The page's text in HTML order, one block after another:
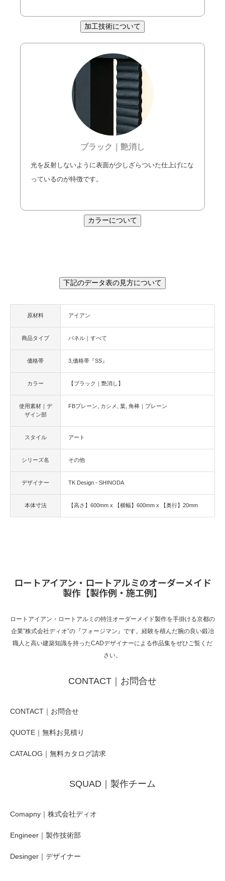
加工技術について
ブラック｜艶消し
光を反射しないように表面が少しざらついた仕上げにな
っているのが特徴です。
カラーについて
下記のデータ表の見方について
原材料 アイアン
商品タイプ パネル｜すべて
価格帯 3,価格帯『SS』
カラー 【ブラック｜艶消し】
使用素材｜デ
ザイン部
FBプレーン カシメ 葉 角棒｜プレーン
スタイル アート
シリーズ名 その他
デザイナー TK Design - SHINODA
本体寸法 【高さ】600mm x 【横幅】600mm x 【奥行】20mm
ロートアイアン・ロートアルミのオーダーメイド
製作【製作例・施工例】
ロートアイアン・ロートアルミの特注オーダーメイド製作を手掛ける京都の
企業”株式会社ディオ”の『フォージマン』です。経験を積んだ腕の良い鍛冶
職人と高い建築知識を持ったCADデザイナーによる作品集をぜひご覧くだ
さい。
CONTACT｜お問合せ
CONTACT｜お問合せ
QUOTE｜無料お見積り
CATALOG｜無料カタログ請求
SQUAD｜製作チーム
Comapny｜株式会社ディオ
Engineer｜製作技術部
Desinger｜デザイナー